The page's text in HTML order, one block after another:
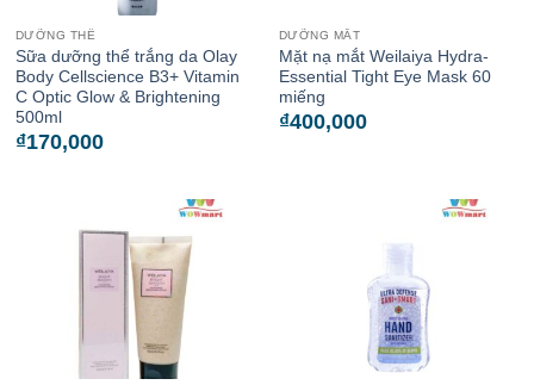
DƯỠNG THỂ
Sữa dưỡng thể trắng da Olay
Body Cellscience B3+ Vitamin
C Optic Glow & Brightening
500ml
₫170,000
DƯỠNG MẮT
Mặt nạ mắt Weilaiya Hydra-
Essential Tight Eye Mask 60
miếng
₫400,000